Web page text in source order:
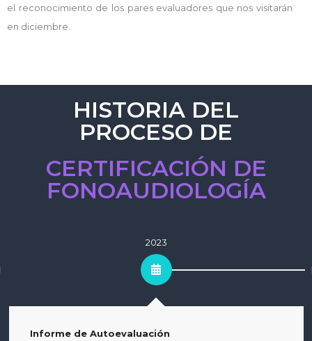
el reconocimiento de los pares evaluadores que nos visitarán
en diciembre.
HISTORIA DEL
PROCESO DE
CERTIFICACIÓN DE
FONOAUDIOLOGÍA
2023
Informe de Autoevaluación